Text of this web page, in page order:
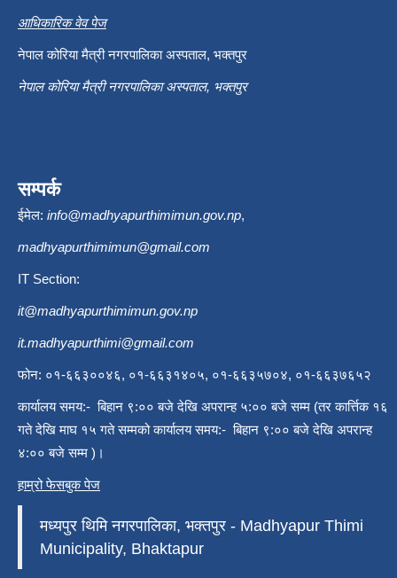
आधिकारिक वेव पेज
नेपाल कोरिया मैत्री नगरपालिका अस्पताल, भक्तपुर
नेपाल कोरिया मैत्री नगरपालिका अस्पताल, भक्तपुर
सम्पर्क
ईमेल: info@madhyapurthimimun.gov.np,
madhyapurthimimun@gmail.com
IT Section:
it@madhyapurthimimun.gov.np
it.madhyapurthimi@gmail.com
फोन: ०१-६६३००४६, ०१-६६३१४०५, ०१-६६३५७०४, ०१-६६३७६५२
कार्यालय समय:- बिहान ९:०० बजे देखि अपरान्ह ५:०० बजे सम्म (तर कार्त्तिक १६
गते देखि माघ १५ गते सम्मको कार्यालय समय:- बिहान ९:०० बजे देखि अपरान्ह
४:०० बजे सम्म )।
हाम्रो फेसबुक पेज
मध्यपुर थिमि नगरपालिका, भक्तपुर - Madhyapur Thimi
Municipality, Bhaktapur